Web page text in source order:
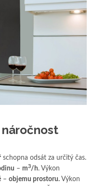
schopna odsát za určitý čas.
– m3/h. Výkon
– objemu prostoru. Výkon